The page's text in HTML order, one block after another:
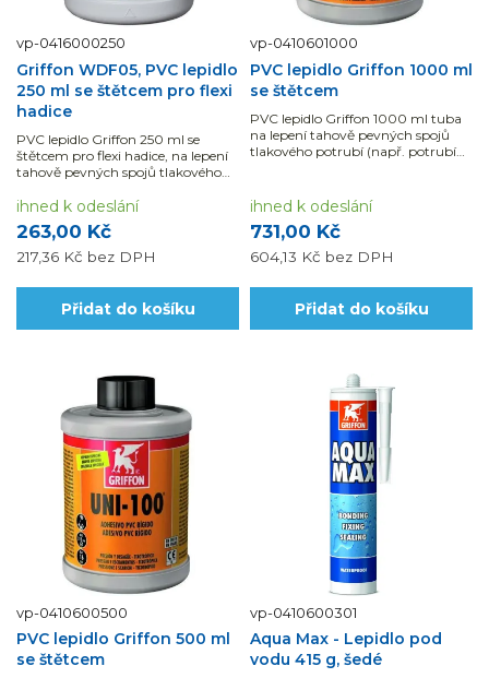
vp-0416000250
Griffon WDF05, PVC lepidlo
250 ml se štětcem pro flexi
hadice
PVC lepidlo Griffon 250 ml se
štětcem pro flexi hadice, na lepení
tahově pevných spojů tlakového
vodu) s fitinky PVC-U. Pro kvalitní
lepený spoj je nutné použít...
263,00 Kč
217,36 Kč bez DPH
ihned k odeslání
Přidat do košíku
vp-0410601000
PVC lepidlo Griffon 1000 ml
se štětcem
PVC lepidlo Griffon 1000 ml tuba
na lepení tahově pevných spojů
tlakového potrubí (např. potrubí
použít čistič, který lepené...
731,00 Kč
604,13 Kč bez DPH
ihned k odeslání
Přidat do košíku
vp-0410600500
PVC lepidlo Griffon 500 ml
se štětcem
vp-0410600301
Aqua Max - Lepidlo pod
vodu 415 g, šedé